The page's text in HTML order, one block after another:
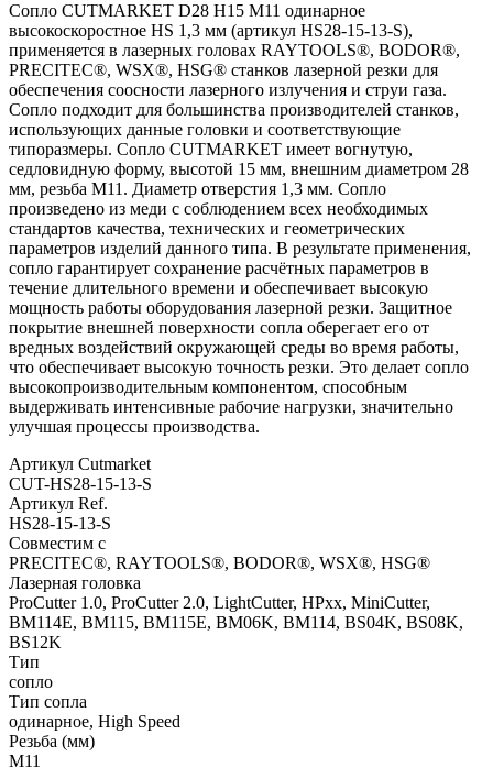
Сопло CUTMARKET D28 H15 M11 одинарное
высокоскоростное HS 1,3 мм (артикул HS28-15-13-S),
применяется в лазерных головах RAYTOOLS®, BODOR®,
PRECITEC®, WSX®, HSG® станков лазерной резки для
обеспечения соосности лазерного излучения и струи газа.
Сопло подходит для большинства производителей станков,
использующих данные головки и соответствующие
типоразмеры. Сопло CUTMARKET имеет вогнутую,
седловидную форму, высотой 15 мм, внешним диаметром 28
мм, резьба М11. Диаметр отверстия 1,3 мм. Сопло
произведено из меди с соблюдением всех необходимых
стандартов качества, технических и геометрических
параметров изделий данного типа. В результате применения,
сопло гарантирует сохранение расчётных параметров в
течение длительного времени и обеспечивает высокую
мощность работы оборудования лазерной резки. Защитное
покрытие внешней поверхности сопла оберегает его от
вредных воздействий окружающей среды во время работы,
что обеспечивает высокую точность резки. Это делает сопло
высокопроизводительным компонентом, способным
выдерживать интенсивные рабочие нагрузки, значительно
улучшая процессы производства.
Артикул Cutmarket
CUT-HS28-15-13-S
Артикул Ref.
HS28-15-13-S
Совместим с
PRECITEC®, RAYTOOLS®, BODOR®, WSX®, HSG®
Лазерная головка
ProCutter 1.0, ProCutter 2.0, LightCutter, HPxx, MiniCutter,
BM114E, BM115, BM115E, BM06K, BM114, BS04K, BS08K,
BS12K
Тип
сопло
Тип сопла
одинарное, High Speed
Резьба (мм)
М11